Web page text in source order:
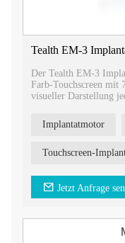
Tealth EM-3
Der Tealth EM-3
Farb-Touchscreen mit
visueller Darstellung
Die Tealth EM-3
frei.
Implantatmotor
Touchscreen-
Jetzt Anfrage